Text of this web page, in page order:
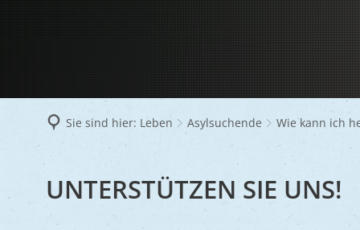
Sie sind hier: Leben Asylsuchende Wie kann ich
WIE
UNTERSTÜTZEN SIE UNS!